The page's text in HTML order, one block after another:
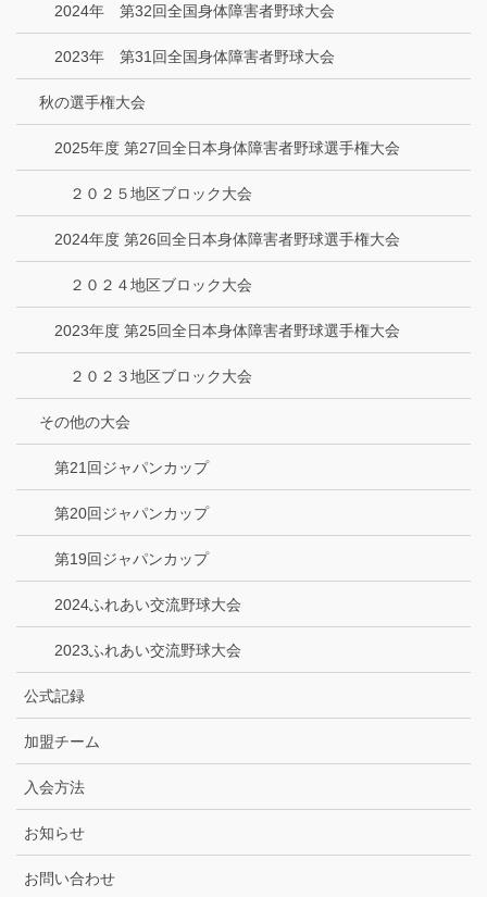
2024年 第32回全国身体障害者野球大会
2023年 第31回全国身体障害者野球大会
秋の選手権大会
2025年度 第27回全日本身体障害者野球選手権大会
２０２５地区ブロック大会
2024年度 第26回全日本身体障害者野球選手権大会
２０２４地区ブロック大会
2023年度 第25回全日本身体障害者野球選手権大会
２０２３地区ブロック大会
その他の大会
第21回ジャパンカップ
第20回ジャパンカップ
第19回ジャパンカップ
2024ふれあい交流野球大会
2023ふれあい交流野球大会
公式記録
加盟チーム
入会方法
お知らせ
お問い合わせ